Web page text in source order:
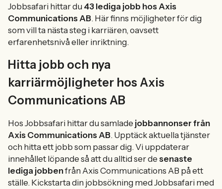
Jobbsafari hittar du 43 lediga jobb hos Axis
Communications AB. Här finns möjligheter för dig
som vill ta nästa steg i karriären, oavsett
erfarenhetsnivå eller inriktning.
Hitta jobb och nya
karriärmöjligheter hos Axis
Communications AB
Hos Jobbsafari hittar du samlade jobbannonser från
Axis Communications AB. Upptäck aktuella tjänster
och hitta ett jobb som passar dig. Vi uppdaterar
innehållet löpande så att du alltid ser de senaste
lediga jobbenfrån Axis Communications AB på ett
ställe. Kickstarta din jobbsökning med Jobbsafari med